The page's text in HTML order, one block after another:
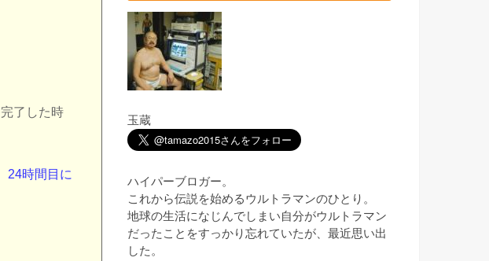
了した時
24時間目に
玉蔵
ハイパーブロガー。
これから伝説を始めるウルトラマンのひとり。
地球の生活になじんでしまい自分がウルトラマン
だったことをすっかり忘れていたが、最近思い出
した。